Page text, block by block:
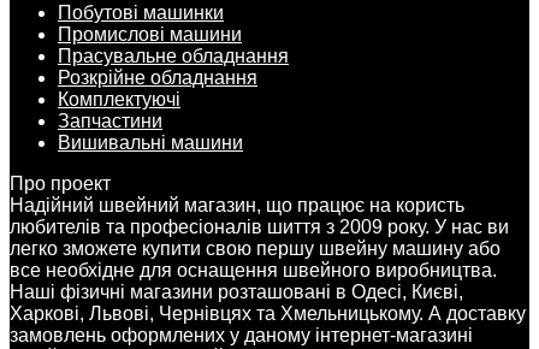
Побутові машинки
Промислові машини
Прасувальне обладнання
Розкрійне обладнання
Комплектуючі
Запчастини
Вишивальні машини
Про проект
Надійний швейний магазин, що працює на користь
любителів та професіоналів шиття з 2009 року. У нас ви
легко зможете купити свою першу швейну машину або
все необхідне для оснащення швейного виробництва.
Наші фізичні магазини розташовані в Одесі, Києві,
Харкові, Львові, Чернівцях та Хмельницькому. А доставку
замовлень оформлених у даному інтернет-магазині